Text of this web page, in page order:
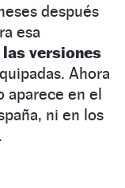
después
esa
versiones
Ahora
aparece en el
ni en los